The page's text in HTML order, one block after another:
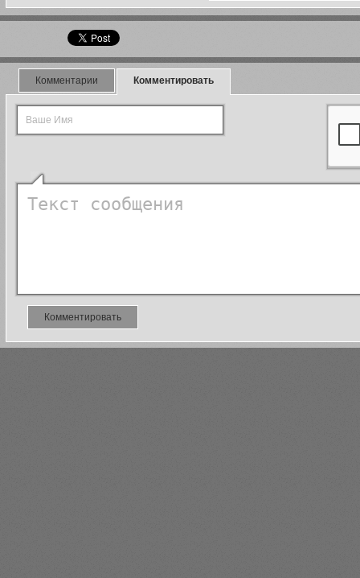
Комментарии Комментировать
Комментировать